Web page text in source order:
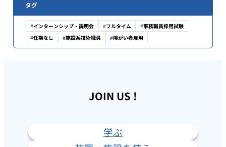
タグ
インターンシップ・説明会 フルタイム
事務職員採用試験
任期なし
施設系技術職員 障がい者雇用
JOIN US !
学ぶ